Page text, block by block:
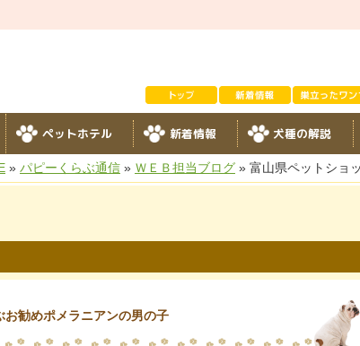
ペットホテル 新着情報 犬種の解説
» パピーくらぶ通信 » ＷＥＢ担当ブログ » 富山県ペットショ
勧めポメラニアンの男の子